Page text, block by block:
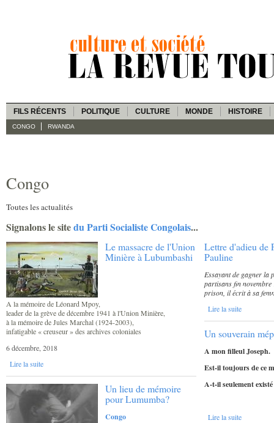
FILS RÉCENTS POLITIQUE CULTURE MONDE HISTOIRE
CONGO RWANDA
Congo
Toutes les actualités
Signalons le sitedu Parti Socialiste Congolais...
Le massacre de l'Union
Minière à Lubumbashi
A la mémoire de Léonard Mpoy,
leader de la grève de décembre 1941 à l'Union Minière,
à la mémoire de Jules Marchal (1924-2003),
infatigable « creuseur » des archives coloniales
6 décembre, 2018
Lire la suite
Un lieu de mémoire
pour Lumumba?
Congo
Lettre d'adieu de
Pauline
Essayant de gagner la
partisans fin
prison, il écrit à sa
Lire la suite
Un souverain
A mon filleul Joseph.
Est-il toujours de ce
A-t-il seulement
Lire la suite